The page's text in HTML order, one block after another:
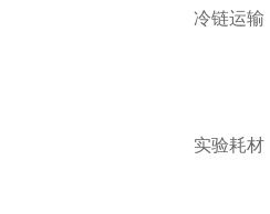
冷链运输
实验耗材